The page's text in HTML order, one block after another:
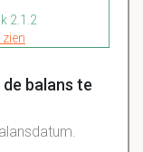
2.1.2
balans te